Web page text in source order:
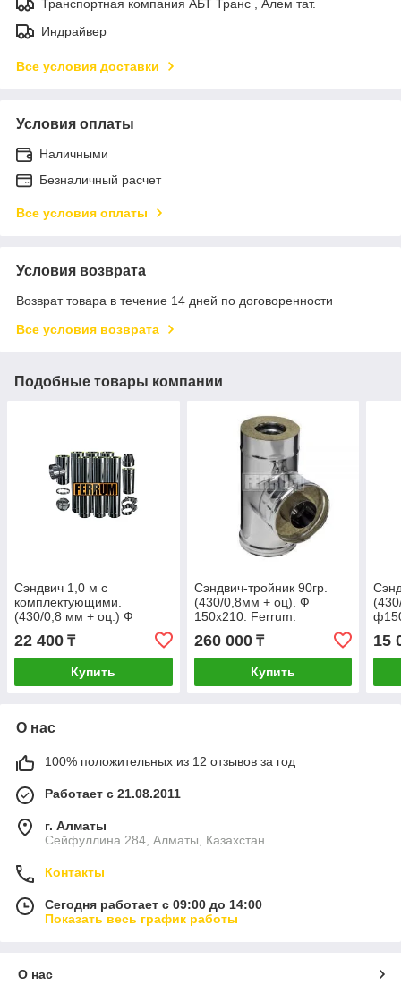
Транспортная компания АБТ Транс , Алем тат.
Индрайвер
Все условия доставки
Условия оплаты
Наличными
Безналичный расчет
Все условия оплаты
Условия возврата
Возврат товара в течение 14 дней по договоренности
Все условия возврата
Подобные товары компании
Сэндвич 1,0 м с
комплектующими.
(430/0,8 мм + оц.) Ф
150х210. Ferrum.
22 400 ₸
Купить
Сэндвич-тройник 90гр.
(430/0,8мм + оц). Ф
150х210. Ferrum.
260 000₸
Купить
15
О нас
100% положительных из 12 отзывов за год
Работает с 21.08.2011
г. Алматы
Сейфуллина 284, Алматы, Казахстан
Контакты
Сегодня работает с 09:00 до 14:00
Показать весь график работы
О нас